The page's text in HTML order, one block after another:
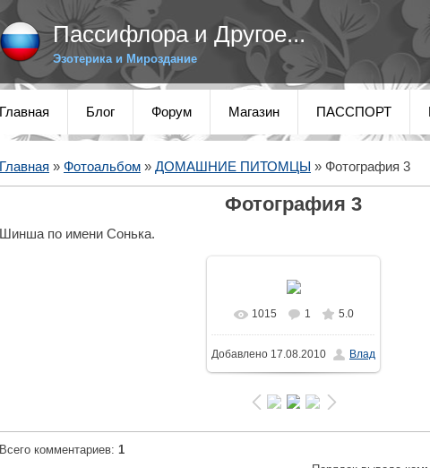
Пассифлора и Другое...
Эзотерика и Мироздание
Главная Блог Форум Магазин ПАССПОРТ
Главная » Фотоальбом » ДОМАШНИЕ ПИТОМЦЫ » Фотография 3
Фотография 3
Шинша по имени Сонька.
В реальном размере
1600x1200/ 226.7Kb
1015 1 5.0
Добавлено 17.08.2010 Влад
Всего комментариев: 1